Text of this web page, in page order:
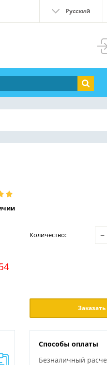
Русский
Количество: −
Заказать
Способы оплаты
Безналичный